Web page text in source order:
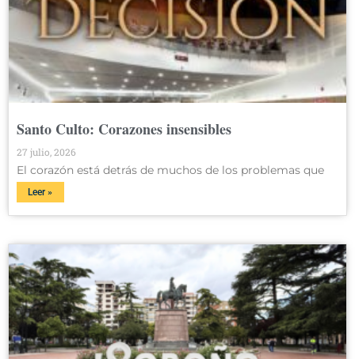
Santo Culto: Corazones insensibles
27 julio, 2026
El corazón está detrás de muchos de los problemas que
Leer »